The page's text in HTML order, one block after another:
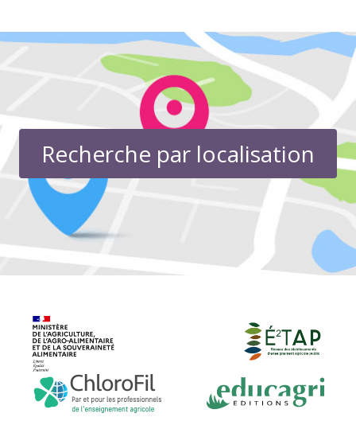
Recherche par localisation